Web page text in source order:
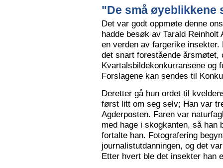
"De små øyeblikkene
Det var godt oppmøte denne
hadde besøk av Tarald
en verden av fargerike
det snart forestående
Kvartalsbildekonkurransene og
Forslagene kan sendes til
Deretter gå hun ordet til
først litt om seg selv; Han var
Agderposten. Faren var
med hage i skogkanten, så han
fortalte han. Fotografering
journalistutdanningen, og det
Etter hvert ble det insekter han